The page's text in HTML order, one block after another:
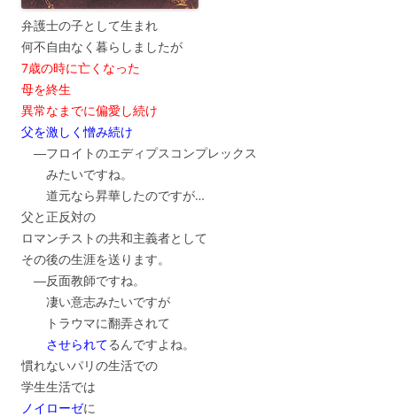
弁護士の子として生まれ
何不自由なく暮らしましたが
7歳の時に亡くなった
母を終生
異常なまでに偏愛し続け
父を激しく憎み続け
―フロイトのエディプスコンプレックス
みたいですね。
道元なら昇華したのですが…
父と正反対の
ロマンチストの共和主義者として
その後の生涯を送ります。
―反面教師ですね。
凄い意志みたいですが
トラウマに翻弄されて
させられてるんですよね。
慣れないパリの生活での
学生生活では
ノイローゼに